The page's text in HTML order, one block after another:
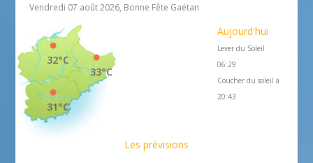
Vendredi 07 août 2026, Bonne Fête Gaétan
33°C
32°C
31°C
Aujourd'hui
Lever du Soleil
06:29
Coucher du soleil à
20:43
Les prévisions